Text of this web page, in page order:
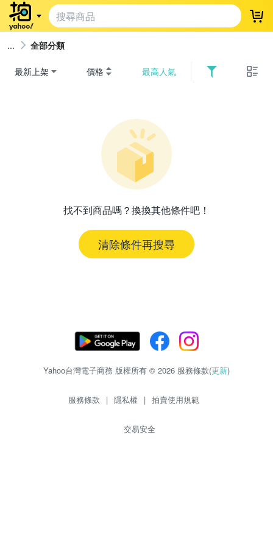
登
全部分類
最新上架 價格 最高人氣
找不到商品嗎？換換其他條件吧！
清除條件再搜尋
Yahoo台灣電子商務 版權所有 © 2026 服務條款(更新)
服務條款 | 隱私權 | 拍賣使用規範
交易安全